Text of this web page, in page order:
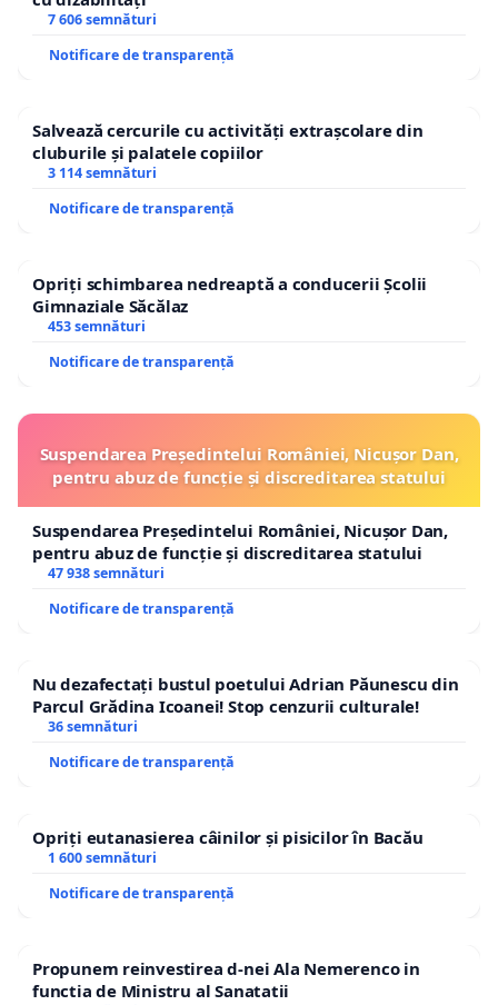
7 606 semnături
Notificare de transparență
Salvează cercurile cu activități extrașcolare din
cluburile și palatele copiilor
3 114 semnături
Notificare de transparență
Opriți schimbarea nedreaptă a conducerii Școlii
Gimnaziale Săcălaz
453 semnături
Notificare de transparență
Suspendarea Președintelui României, Nicușor Dan,
pentru abuz de funcție și discreditarea statului
Suspendarea Președintelui României, Nicușor Dan,
pentru abuz de funcție și discreditarea statului
47 938 semnături
Notificare de transparență
Nu dezafectați bustul poetului Adrian Păunescu din
Parcul Grădina Icoanei! Stop cenzurii culturale!
36 semnături
Notificare de transparență
Opriți eutanasierea câinilor și pisicilor în Bacău
1 600 semnături
Notificare de transparență
Propunem reinvestirea d-nei Ala Nemerenco in
functia de Ministru al Sanatatii